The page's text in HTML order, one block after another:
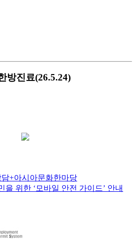
방진료(26.5.24)
담+아시아문화한마당
을 위한 ‘모바일 안전 가이드’ 안내